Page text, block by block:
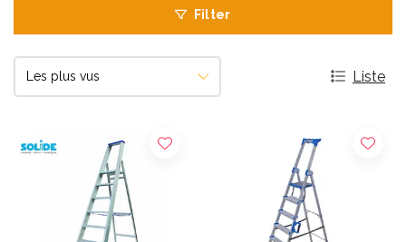
Filter
Liste